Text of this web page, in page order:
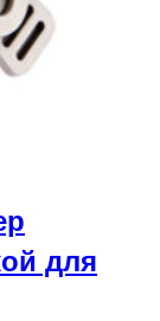
для